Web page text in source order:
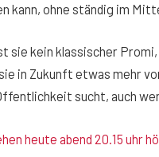
kann, ohne ständig im
sie kein klassischer
in Zukunft etwas mehr
sucht, auch
heute abend 20.15 uhr